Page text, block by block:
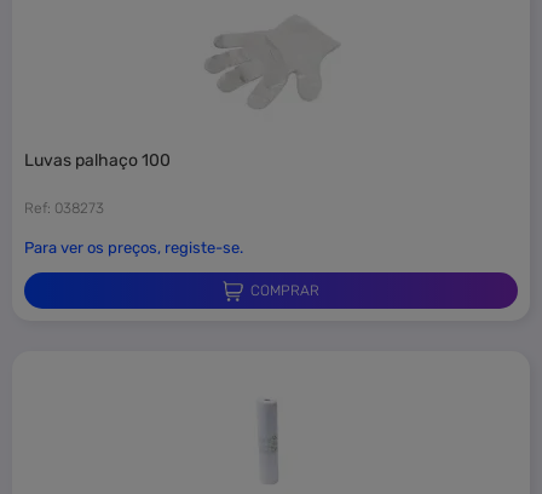
luvas palhaço 100
Ref: 038273
Para ver os preços, registe-se.
COMPRAR